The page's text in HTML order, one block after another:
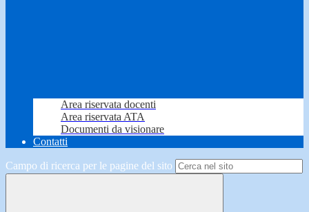
Area riservata docenti
Area riservata ATA
Documenti da visionare
Contatti
Campo di ricerca per le pagine del sito